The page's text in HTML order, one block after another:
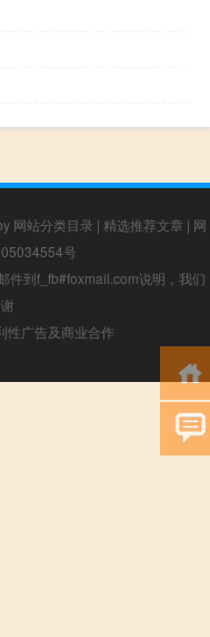
网站分类目录 | 精选推荐文章 | 网
号
件到f_fb#foxmail.com说明，我们
性广告及商业合作